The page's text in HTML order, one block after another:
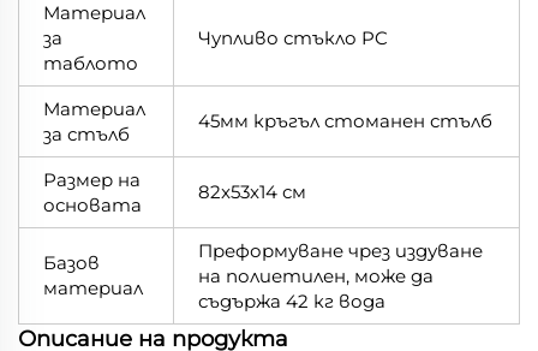
Материал
за
таблото
Чупливо стъкло PC
Материал
за стълб
45мм кръгъл стоманен стълб
Размер на
основата
82x53x14 см
Базов
материал
Преформуване чрез издуване
на полиетилен, може да
съдържа 42 кг вода
Описание на продукта